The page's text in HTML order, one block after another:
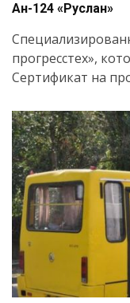
Ан-124 «Руслан»
прогресстех»,
Сертификат на